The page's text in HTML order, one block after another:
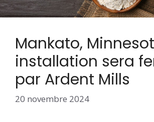
Mankato,
installation sera
par Ardent Mills
20 novembre 2024